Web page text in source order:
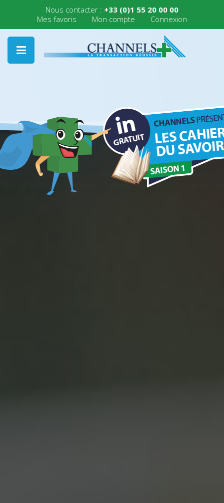
Nous contacter : +33 (0)1 55 20 00 00
Mes favoris
Mon compte Connexion